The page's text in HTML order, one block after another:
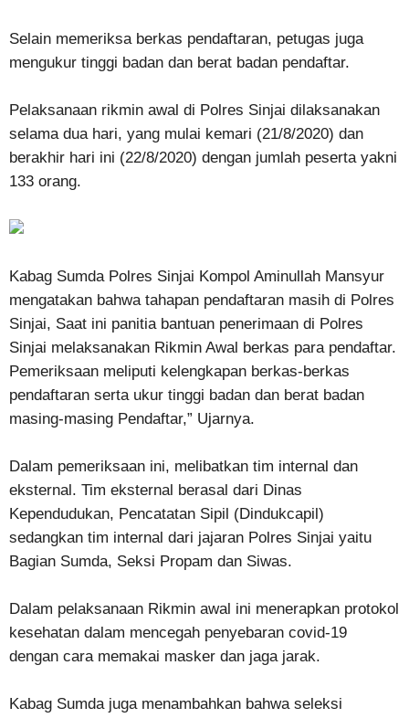
Selain memeriksa berkas pendaftaran, petugas juga
mengukur tinggi badan dan berat badan pendaftar.
Pelaksanaan rikmin awal di Polres Sinjai dilaksanakan
selama dua hari, yang mulai kemari (21/8/2020) dan
berakhir hari ini (22/8/2020) dengan jumlah peserta yakni
133 orang.
Kabag Sumda Polres Sinjai Kompol Aminullah Mansyur
mengatakan bahwa tahapan pendaftaran masih di Polres
Sinjai, Saat ini panitia bantuan penerimaan di Polres
Sinjai melaksanakan Rikmin Awal berkas para pendaftar.
Pemeriksaan meliputi kelengkapan berkas-berkas
pendaftaran serta ukur tinggi badan dan berat badan
masing-masing Pendaftar,” Ujarnya.
Dalam pemeriksaan ini, melibatkan tim internal dan
eksternal. Tim eksternal berasal dari Dinas
Kependudukan, Pencatatan Sipil (Dindukcapil)
sedangkan tim internal dari jajaran Polres Sinjai yaitu
Bagian Sumda, Seksi Propam dan Siwas.
Dalam pelaksanaan Rikmin awal ini menerapkan protokol
kesehatan dalam mencegah penyebaran covid-19
dengan cara memakai masker dan jaga jarak.
Kabag Sumda juga menambahkan bahwa seleksi